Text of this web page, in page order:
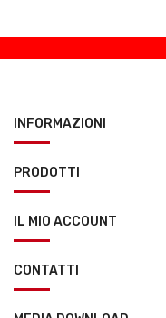
INFORMAZIONI
PRODOTTI
IL MIO ACCOUNT
CONTATTI